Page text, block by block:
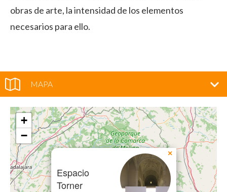
obras de arte, la intensidad de los elementos
necesarios para ello.
MAPA
Espacio
Torner
×
+
−